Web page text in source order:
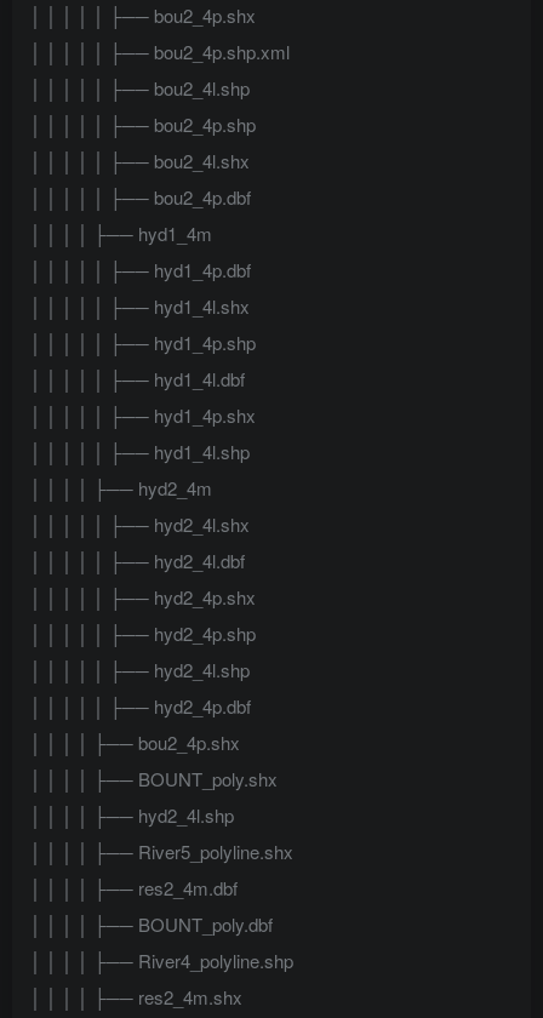
│ │ │ │ │ ├── bou2_4p.shx
│ │ │ │ │ ├── bou2_4p.shp.xml
│ │ │ │ │ ├── bou2_4l.shp
│ │ │ │ │ ├── bou2_4p.shp
│ │ │ │ │ ├── bou2_4l.shx
│ │ │ │ │ ├── bou2_4p.dbf
│ │ │ │ ├── hyd1_4m
│ │ │ │ │ ├── hyd1_4p.dbf
│ │ │ │ │ ├── hyd1_4l.shx
│ │ │ │ │ ├── hyd1_4p.shp
│ │ │ │ │ ├── hyd1_4l.dbf
│ │ │ │ │ ├── hyd1_4p.shx
│ │ │ │ │ ├── hyd1_4l.shp
│ │ │ │ ├── hyd2_4m
│ │ │ │ │ ├── hyd2_4l.shx
│ │ │ │ │ ├── hyd2_4l.dbf
│ │ │ │ │ ├── hyd2_4p.shx
│ │ │ │ │ ├── hyd2_4p.shp
│ │ │ │ │ ├── hyd2_4l.shp
│ │ │ │ │ ├── hyd2_4p.dbf
│ │ │ │ ├── bou2_4p.shx
│ │ │ │ ├── BOUNT_poly.shx
│ │ │ │ ├── hyd2_4l.shp
│ │ │ │ ├── River5_polyline.shx
│ │ │ │ ├── res2_4m.dbf
│ │ │ │ ├── BOUNT_poly.dbf
│ │ │ │ ├── River4_polyline.shp
│ │ │ │ ├── res2_4m.shx